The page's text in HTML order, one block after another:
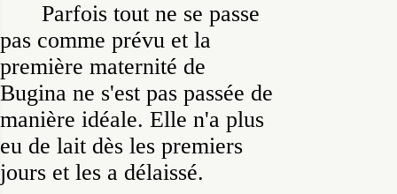
Parfois tout ne se passe
pas comme prévu et la
première maternité de
Bugina ne s'est pas passée de
manière idéale. Elle n'a plus
eu de lait dès les premiers
jours et les a délaissé.